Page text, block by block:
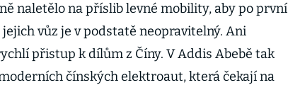
naletělo na příslib levné mobility, aby po první
vůz je v podstatě neopravitelný. Ani
přistup k dílům z Číny. V Addis Abebě tak
čínských elektroaut, která čekají na